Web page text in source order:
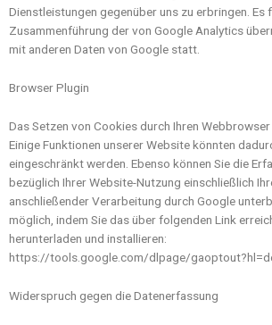
Dienstleistungen gegenüber uns zu erbringen. Es
Zusammenführung der von Google Analytics
mit anderen Daten von Google statt.
Browser Plugin
Das Setzen von Cookies durch Ihren
Einige Funktionen unserer Website könnten
eingeschränkt werden. Ebenso können Sie die
bezüglich Ihrer Website-Nutzung einschließlich
anschließender Verarbeitung durch Google
möglich, indem Sie das über folgenden Link
herunterladen und installieren:
https://tools.google.com/dlpage/
Widerspruch gegen die Datenerfassung